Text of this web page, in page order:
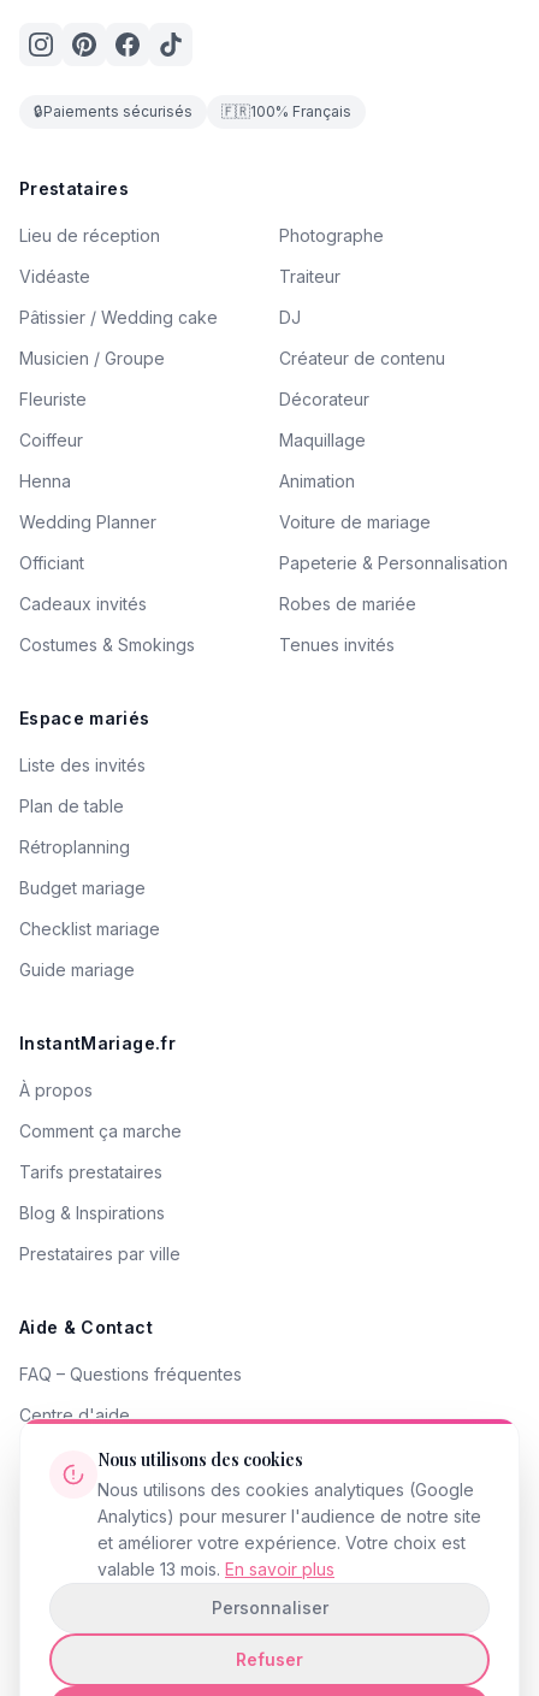
🔒Paiements sécurisés 🇫🇷100% Français
Prestataires
Lieu de réception
Photographe
Vidéaste
Traiteur
Pâtissier / Wedding cake
DJ
Musicien / Groupe
Créateur de contenu
Fleuriste
Décorateur
Coiffeur
Maquillage
Henna
Animation
Wedding Planner
Voiture de mariage
Officiant
Papeterie & Personnalisation
Cadeaux invités
Robes de mariée
Costumes & Smokings
Tenues invités
Espace mariés
Liste des invités
Plan de table
Rétroplanning
Budget mariage
Checklist mariage
Guide mariage
InstantMariage.fr
À propos
Comment ça marche
Tarifs prestataires
Blog & Inspirations
Prestataires par ville
Aide & Contact
FAQ – Questions fréquentes
Centre d'aide
Contacter le support
Signaler un problème
Devenir partenaire
© 2026 InstantMariage.fr · Tous droits réservés
Mentions légalesPolitique de confidentialitéCGUAccessibilité
Nous utilisons des cookies
Nous utilisons des cookies analytiques (Google
Analytics) pour mesurer l'audience de notre site
et améliorer votre expérience. Votre choix est
valable 13 mois. En savoir plus
Personnaliser
Refuser